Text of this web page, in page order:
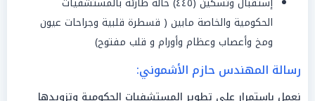
الحكومية والخاصة مابين ( قسطرة قلبية وجراحات عيون
ومخ وأعصاب وعظام وأورام و قلب مفتوح)
رسالة المهندس حازم الأشموني: